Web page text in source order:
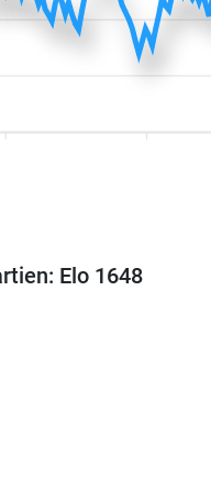
Elo 1648